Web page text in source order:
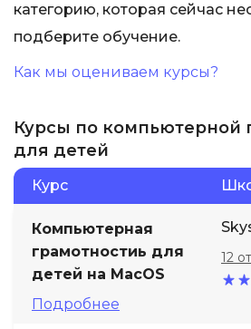
категорию, которая сейчас
подберите обучение.
Как мы оцениваем курсы?
Курсы по компьютерной
для детей
Курс
Компьютерная
грамотностиь для
детей на MacOS
Подробнее
12
Дизайн
Аналитика
Менеджмент
Иностранные языки
Soft Skills
ДПО